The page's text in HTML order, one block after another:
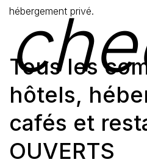
hébergement privé.
Tous les
hôtels,
cafés et
OUVERTS